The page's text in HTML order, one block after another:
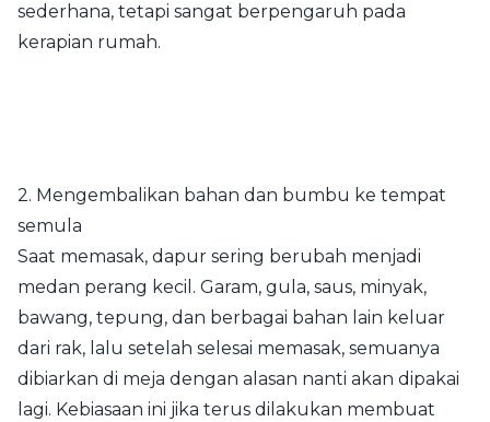
sederhana, tetapi sangat berpengaruh pada
kerapian rumah.
2. Mengembalikan bahan dan bumbu ke tempat
semula
Saat memasak, dapur sering berubah menjadi
medan perang kecil. Garam, gula, saus, minyak,
bawang, tepung, dan berbagai bahan lain keluar
dari rak, lalu setelah selesai memasak, semuanya
dibiarkan di meja dengan alasan nanti akan dipakai
lagi. Kebiasaan ini jika terus dilakukan membuat